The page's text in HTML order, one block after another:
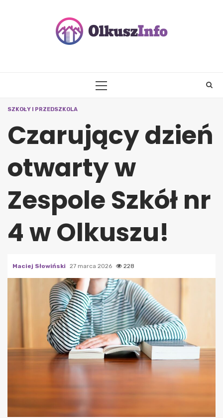
PRIMARY
SZKOŁY I PRZEDSZKOLA
Czarujący dzień
otwarty w
Zespole Szkół nr
4 w Olkuszu!
Maciej Słowiński 27 marca 2026 228